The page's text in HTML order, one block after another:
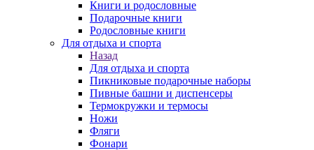
Книги и родословные
Подарочные книги
Родословные книги
Для отдыха и спорта
Назад
Для отдыха и спорта
Пикниковые подарочные наборы
Пивные башни и диспенсеры
Термокружки и термосы
Ножи
Фляги
Фонари